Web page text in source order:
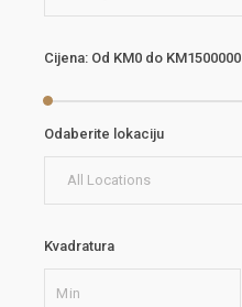
Cijena: Od KM0 do KM1500000
Odaberite lokaciju
All Locations
Kvadratura